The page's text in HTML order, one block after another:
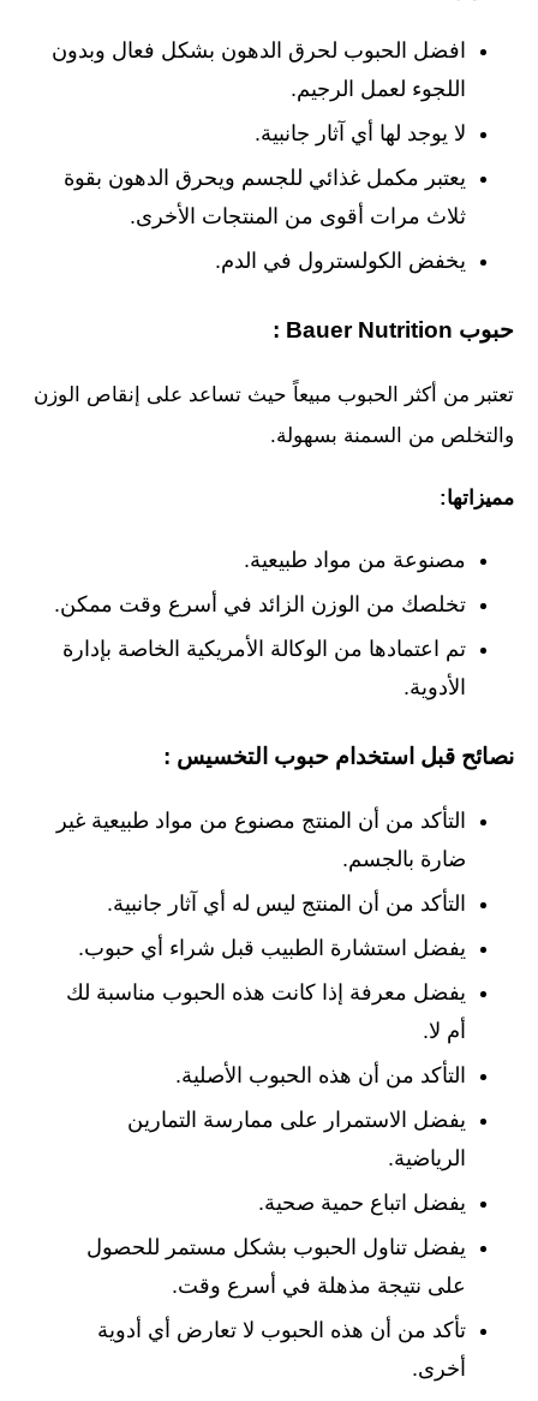
افضل الحبوب لحرق الدهون بشكل فعال وبدون
اللجوء لعمل الرجيم.
لا يوجد لها أي آثار جانبية.
يعتبر مكمل غذائي للجسم ويحرق الدهون بقوة
ثلاث مرات أقوى من المنتجات الأخرى.
يخفض الكولسترول في الدم.
حبوب Bauer Nutrition :
تعتبر من أكثر الحبوب مبيعاً حيث تساعد على إنقاص الوزن
والتخلص من السمنة بسهولة.
مميزاتها:
مصنوعة من مواد طبيعية.
تخلصك من الوزن الزائد في أسرع وقت ممكن.
تم اعتمادها من الوكالة الأمريكية الخاصة بإدارة
الأدوية.
نصائح قبل استخدام حبوب التخسيس :
التأكد من أن المنتج مصنوع من مواد طبيعية غير
ضارة بالجسم.
التأكد من أن المنتج ليس له أي آثار جانبية.
يفضل استشارة الطبيب قبل شراء أي حبوب.
يفضل معرفة إذا كانت هذه الحبوب مناسبة لك
أم لا.
التأكد من أن هذه الحبوب الأصلية.
يفضل الاستمرار على ممارسة التمارين
الرياضية.
يفضل اتباع حمية صحية.
يفضل تناول الحبوب بشكل مستمر للحصول
على نتيجة مذهلة في أسرع وقت.
تأكد من أن هذه الحبوب لا تعارض أي أدوية
أخرى.